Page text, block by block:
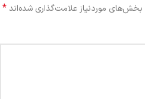
بخش‌های موردنیاز علامت‌گذاری شده‌اند*